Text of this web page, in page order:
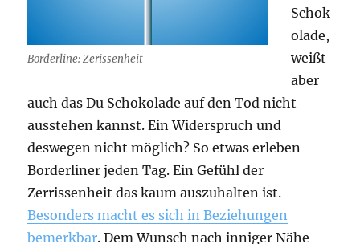
Borderline: Zerissenheit
Schok
olade,
weißt
aber
auch das Du Schokolade auf den Tod nicht
ausstehen kannst. Ein Widerspruch und
deswegen nicht möglich? So etwas erleben
Borderliner jeden Tag. Ein Gefühl der
Zerrissenheit das kaum auszuhalten ist.
Besonders macht es sich in Beziehungen
bemerkbar. Dem Wunsch nach inniger Nähe